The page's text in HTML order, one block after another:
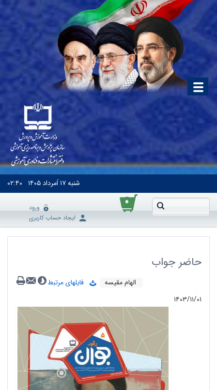
شنبه۱۷ اَمرداد ۱۴۰۵ ۰۲:۴۰
۰
ورود
ایجاد حساب کاربری
حاضر جواب
الهام مقیسه
فایلهای مرتبط
۱۴۰۳/۱۱/۰۱